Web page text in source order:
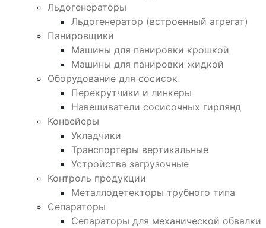
Льдогенераторы
Льдогенератор (встроенный агрегат)
Панировщики
Машины для панировки крошкой
Машины для панировки жидкой
Оборудование для сосисок
Перекрутчики и линкеры
Навешиватели сосисочных гирлянд
Конвейеры
Укладчики
Транспортеры вертикальные
Устройства загрузочные
Контроль продукции
Металлодетекторы трубного типа
Сепараторы
Сепараторы для механической обвалки